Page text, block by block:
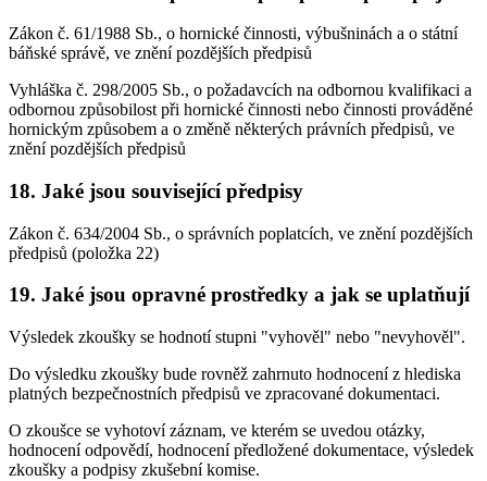
Zákon č. 61/1988 Sb., o hornické činnosti, výbušninách a o státní
báňské správě, ve znění pozdějších předpisů
Vyhláška č. 298/2005 Sb., o požadavcích na odbornou kvalifikaci a
odbornou způsobilost při hornické činnosti nebo činnosti prováděné
hornickým způsobem a o změně některých právních předpisů, ve
znění pozdějších předpisů
18. Jaké jsou související předpisy
Zákon č. 634/2004 Sb., o správních poplatcích, ve znění pozdějších
předpisů (položka 22)
19. Jaké jsou opravné prostředky a jak se uplatňují
Výsledek zkoušky se hodnotí stupni "vyhověl" nebo "nevyhověl".
Do výsledku zkoušky bude rovněž zahrnuto hodnocení z hlediska
platných bezpečnostních předpisů ve zpracované dokumentaci.
O zkoušce se vyhotoví záznam, ve kterém se uvedou otázky,
hodnocení odpovědí, hodnocení předložené dokumentace, výsledek
zkoušky a podpisy zkušební komise.